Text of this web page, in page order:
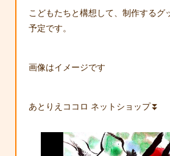
こどもたちと構想して、制作するグ
予定です。
画像はイメージです
あとりえココロ ネットショップ⏬